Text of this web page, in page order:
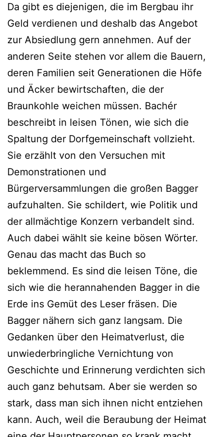
Da gibt es diejenigen, die im Bergbau ihr
Geld verdienen und deshalb das Angebot
zur Absiedlung gern annehmen. Auf der
anderen Seite stehen vor allem die Bauern,
deren Familien seit Generationen die Höfe
und Äcker bewirtschaften, die der
Braunkohle weichen müssen. Bachér
beschreibt in leisen Tönen, wie sich die
Spaltung der Dorfgemeinschaft vollzieht.
Sie erzählt von den Versuchen mit
Demonstrationen und
Bürgerversammlungen die großen Bagger
aufzuhalten. Sie schildert, wie Politik und
der allmächtige Konzern verbandelt sind.
Auch dabei wählt sie keine bösen Wörter.
Genau das macht das Buch so
beklemmend. Es sind die leisen Töne, die
sich wie die herannahenden Bagger in die
Erde ins Gemüt des Leser fräsen. Die
Bagger nähern sich ganz langsam. Die
Gedanken über den Heimatverlust, die
unwiederbringliche Vernichtung von
Geschichte und Erinnerung verdichten sich
auch ganz behutsam. Aber sie werden so
stark, dass man sich ihnen nicht entziehen
kann. Auch, weil die Beraubung der Heimat